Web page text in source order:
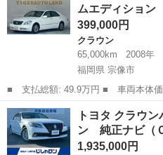
ビＴＶ パ...
ムエディショ
399,000円
クラウン
65,000km
2008年
福岡県 宗像市
■ 支払総額: 49.9万円 ■ 車両本体価格： 399,000 円 ■ メーカー
名： トヨタ ■ 車種名： クラウ
ルーン プレミアムエディション
タート ＨＤ...
福岡 宗像市 クラウン
トヨタ クラウ
ン 純正ナビ（
1,935,000円